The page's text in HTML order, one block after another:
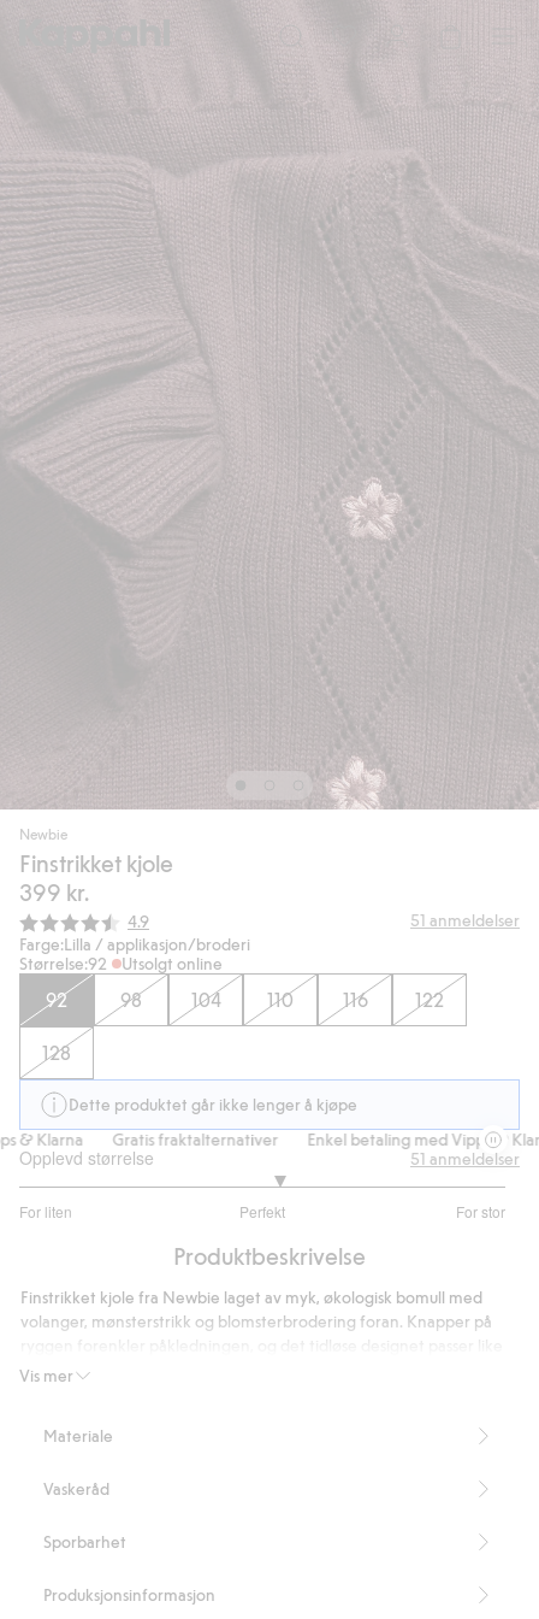
Newbie
Finstrikket kjole
399 kr.
Gjennomsnittskarakter:
4.9 51 anmeldelser
Farge:Lilla / applikasjon/broderi
Størrelse:92 Utsolgt online
92 98 104 110 116 122
128
Dette produktet går ikke lenger å kjøpe
Klarna
Gratis fraktalternativer Enkel betaling med Vipps & Klarna
Opplevd størrelse
For liten Perfekt For stor
av
44
stemmer
51 anmeldelser
Produktbeskrivelse
Vis mer
Finstrikket kjole fra Newbie laget av myk, økologisk bomull med
volanger, mønsterstrikk og blomsterbrodering foran. Knapper på
fint til hverdagsbruk som til fest. Perfekt til søskenmatching for en
Artikkelnummer
Materiale
Vaskeråd
Sporbarhet
Produksjonsinformasjon